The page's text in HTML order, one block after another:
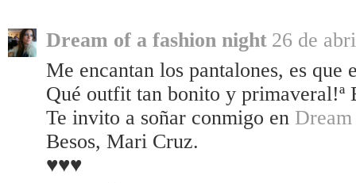
Dream of a fashion night 26 de
Me encantan los pantalones, es que
Qué outfit tan bonito y primaveral!ª
Te invito a soñar conmigo en
Besos, Mari Cruz.
♥♥♥